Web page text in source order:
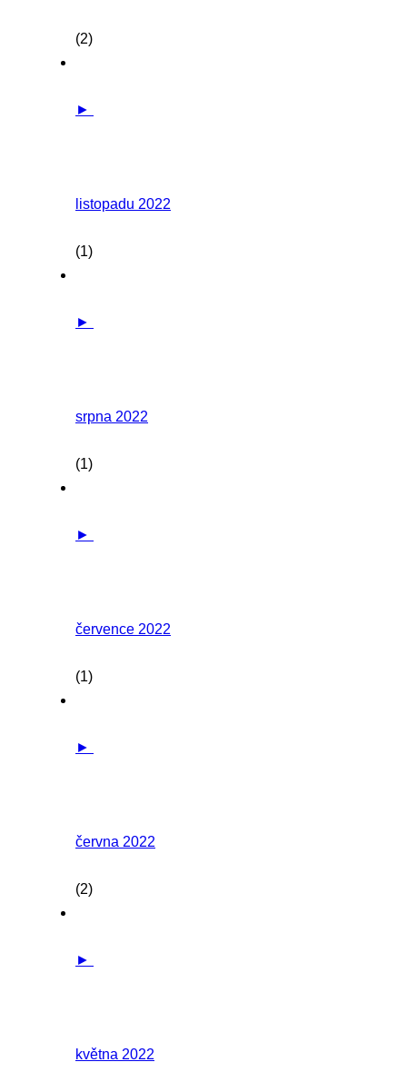
(2)
►
listopadu 2022
(1)
►
srpna 2022
(1)
►
července 2022
(1)
►
června 2022
(2)
►
května 2022